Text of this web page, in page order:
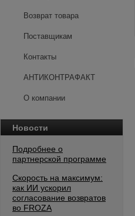
Возврат товара
Поставщикам
Контакты
АНТИКОНТРАФАКТ
О компании
Новости
Подробнее о
партнерской программе
Скорость на максимум:
как ИИ ускорил
согласование возвратов
во FROZA